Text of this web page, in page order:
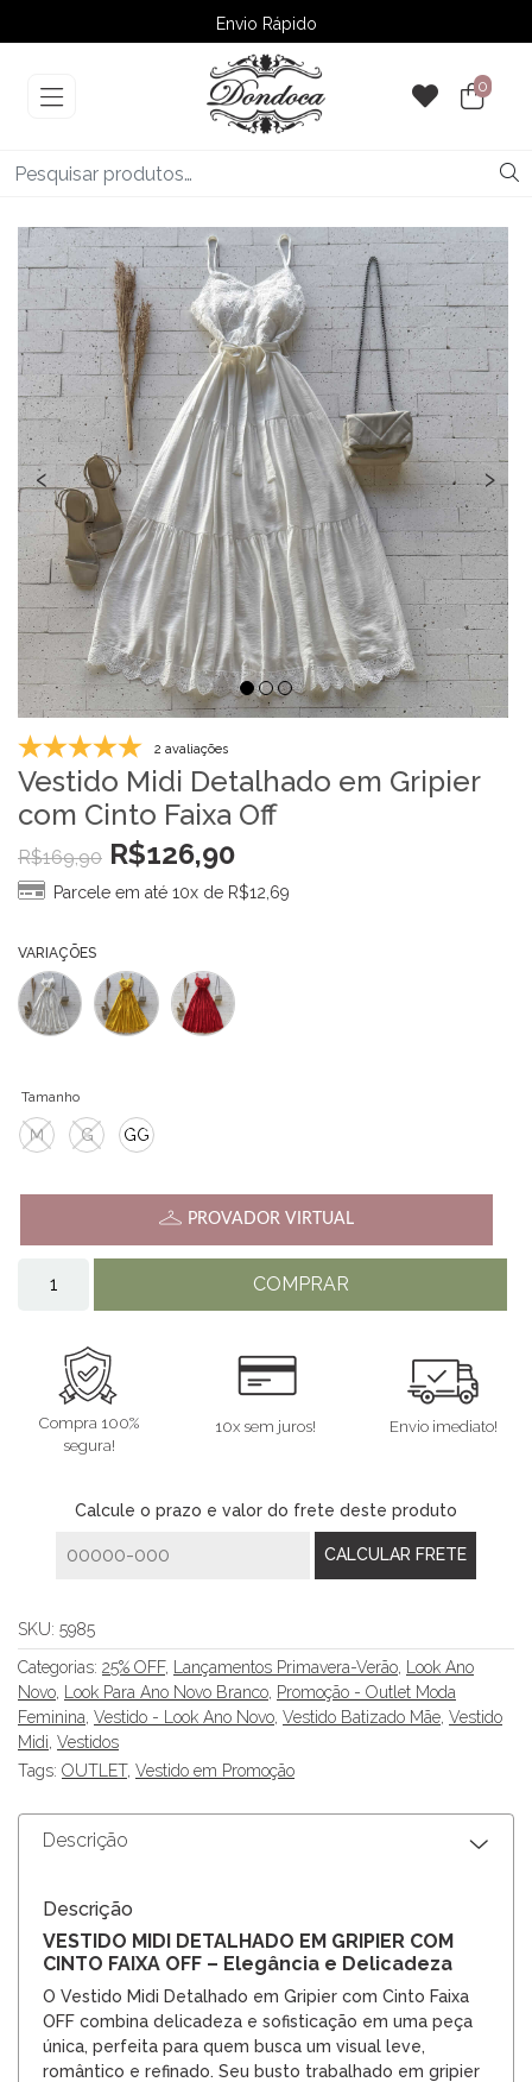
Envio Rápido
➚ Ofertas– Até 60% OFF
0
‹ ›
2 avaliações
Vestido Midi Detalhado em Gripier
com Cinto Faixa Off
R$169,90 R$126,90
Parcele em até 10x de R$12,69
VARIAÇÕES
Tamanho
M G GG
PROVADOR VIRTUAL
COMPRAR
Compra 100%
segura!
10x sem juros! Envio imediato!
Calcule o prazo e valor do frete deste produto
SKU: 5985
Categorias: 25% OFF, Lançamentos Primavera-Verão, Look Ano
Novo, Look Para Ano Novo Branco, Promoção - Outlet Moda
Feminina, Vestido - Look Ano Novo, Vestido Batizado Mãe, Vestido
Midi, Vestidos
Tags: OUTLET, Vestido em Promoção
Descrição
Descrição
VESTIDO MIDI DETALHADO EM GRIPIER COM
CINTO FAIXA OFF – Elegância e Delicadeza
O Vestido Midi Detalhado em Gripier com Cinto Faixa
OFF combina delicadeza e sofisticação em uma peça
única, perfeita para quem busca um visual leve,
romântico e refinado. Seu busto trabalhado em gripier